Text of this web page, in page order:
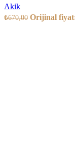
Akik
₺670,00 Orijinal